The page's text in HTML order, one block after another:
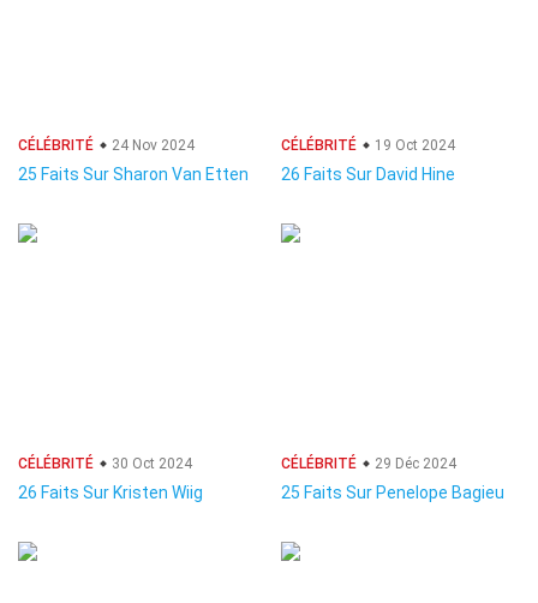
CÉLÉBRITÉ 24 Nov 2024
25 Faits Sur Sharon Van Etten
CÉLÉBRITÉ 19 Oct 2024
26 Faits Sur David Hine
CÉLÉBRITÉ 30 Oct 2024
26 Faits Sur Kristen Wiig
CÉLÉBRITÉ 29 Déc 2024
25 Faits Sur Penelope Bagieu